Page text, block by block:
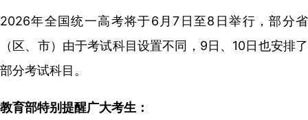
2026年全国统一高考将于6月7日至8日举行，部分省
（区、市）由于考试科目设置不同，9日、10日也安排了
部分考试科目。
教育部特别提醒广大考生：